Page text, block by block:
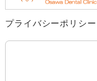
プライバシーポリシー